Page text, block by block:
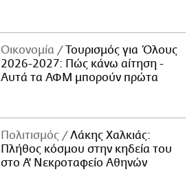
Οικονομία
Τουρισμός για Όλους
2026-2027: Πώς κάνω αίτηση -
Αυτά τα ΑΦΜ μπορούν πρώτα
Πολιτισμός
Λάκης Χαλκιάς:
Πλήθος κόσμου στην κηδεία του
στο Α' Νεκροταφείο Αθηνών